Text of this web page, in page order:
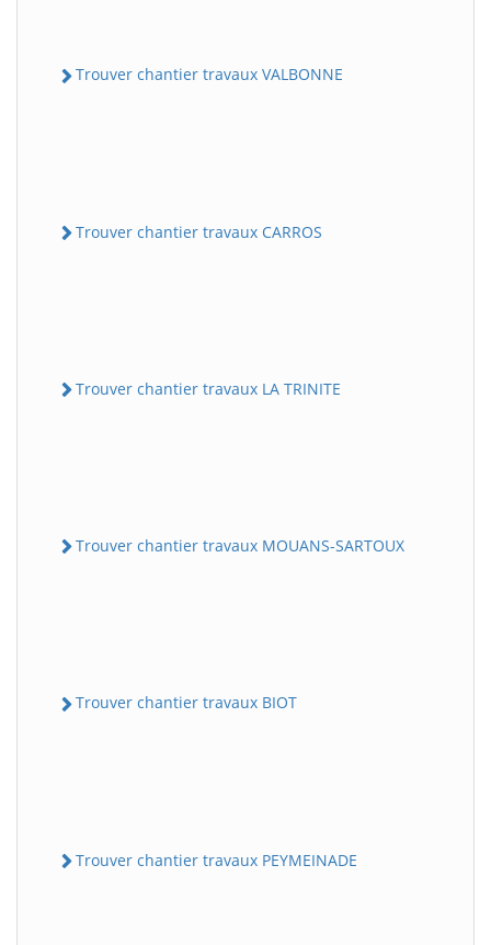
Trouver chantier travaux VALBONNE
Trouver chantier travaux CARROS
Trouver chantier travaux LA TRINITE
Trouver chantier travaux MOUANS-SARTOUX
Trouver chantier travaux BIOT
Trouver chantier travaux PEYMEINADE